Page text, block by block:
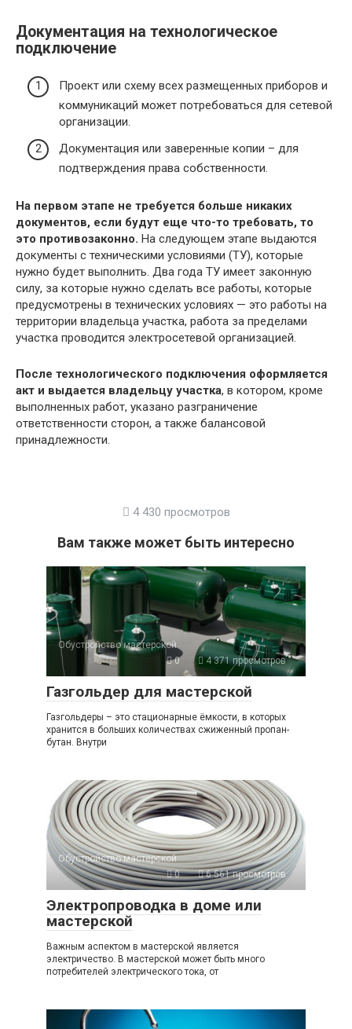
Документация на технологическое
подключение
Проект или схему всех размещенных приборов и
коммуникаций может потребоваться для сетевой
организации.
Документация или заверенные копии – для
подтверждения права собственности.
На первом этапе не требуется больше никаких
документов, если будут еще что-то требовать, то
это противозаконно. На следующем этапе выдаются
документы с техническими условиями (ТУ), которые
нужно будет выполнить. Два года ТУ имеет законную
силу, за которые нужно сделать все работы, которые
предусмотрены в технических условиях — это работы на
территории владельца участка, работа за пределами
участка проводится электросетевой организацией.
После технологического подключения оформляется
акт и выдается владельцу участка, в котором, кроме
выполненных работ, указано разграничение
ответственности сторон, а также балансовой
принадлежности.
4 430 просмотров
Вам также может быть интересно
Обустройство мастерской
0
4 371 просмотров
Газгольдер для мастерской
Газгольдеры – это стационарные ёмкости, в которых
хранится в больших количествах сжиженный пропан-
бутан. Внутри
Обустройство мастерской
0
6 561 просмотров
Электропроводка в доме или
мастерской
Важным аспектом в мастерской является
электричество. В мастерской может быть много
потребителей электрического тока, от